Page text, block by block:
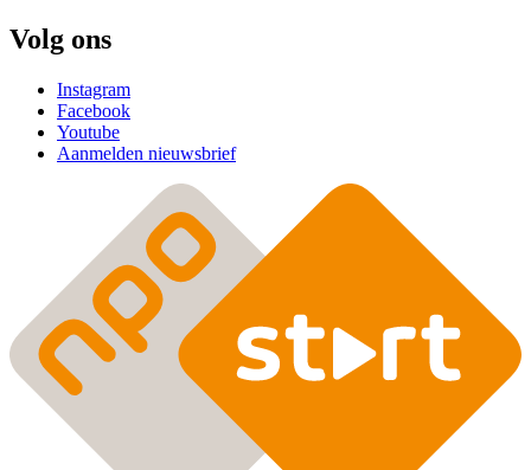
Volg ons
Instagram
Facebook
Youtube
Aanmelden nieuwsbrief